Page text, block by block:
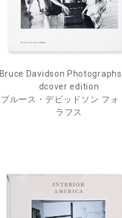
Bruce Davidson
dcover edition
ブルース・デビッドソン フォ
ラフス